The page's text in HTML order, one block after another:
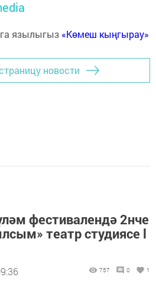
язылыгыз «Көмеш кыңгырау»
новости
фестивалендә 2нче
театр студиясе l
757 0 1